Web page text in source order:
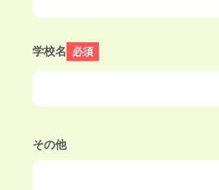
学校名 必須
その他